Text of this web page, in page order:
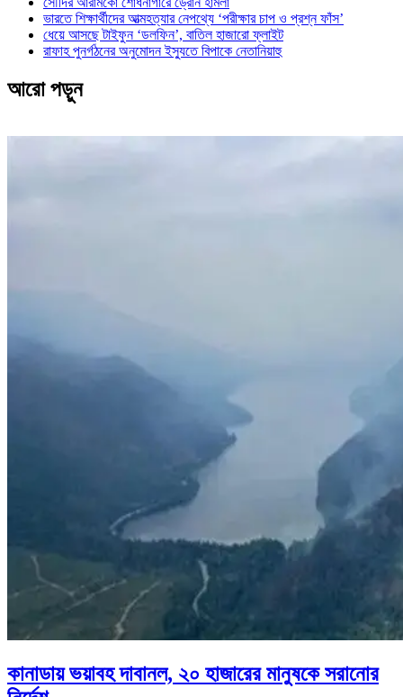
ভারতে শিক্ষার্থীদের আত্মহত্যার নেপথ্যে ‘পরীক্ষার চাপ ও প্রশ্ন ফাঁস’
ধেয়ে আসছে টাইফুন ‘ডলফিন’, বাতিল হাজারো ফ্লাইট
রাফাহ পুনর্গঠনের অনুমোদন ইস্যুতে বিপাকে নেতানিয়াহু
আরো পড়ুন
কানাডায় ভয়াবহ দাবানল, ২০ হাজারের মানুষকে সরানোর